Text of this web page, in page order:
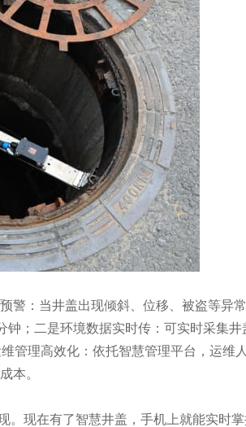
警：当井盖出现倾斜、位移、被盗等异
；二是环境数据实时传：可实时采集井
管理高效化：依托智慧管理平台，运维
本。
。现在有了智慧井盖，手机上就能实时